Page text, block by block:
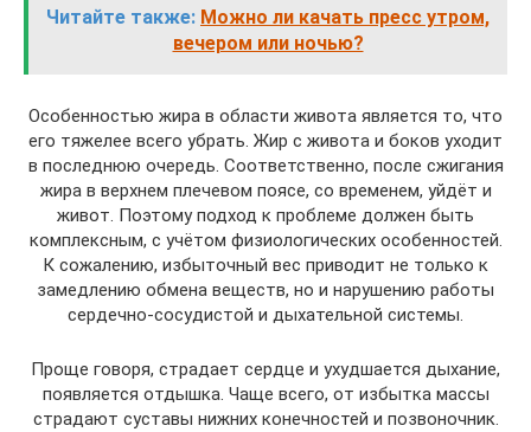
Читайте также: Можно ли качать пресс утром,
вечером или ночью?
Особенностью жира в области живота является то, что
его тяжелее всего убрать. Жир с живота и боков уходит
в последнюю очередь. Соответственно, после сжигания
жира в верхнем плечевом поясе, со временем, уйдёт и
живот. Поэтому подход к проблеме должен быть
комплексным, с учётом физиологических особенностей.
К сожалению, избыточный вес приводит не только к
замедлению обмена веществ, но и нарушению работы
сердечно-сосудистой и дыхательной системы.
Проще говоря, страдает сердце и ухудшается дыхание,
появляется отдышка. Чаще всего, от избытка массы
страдают суставы нижних конечностей и позвоночник.